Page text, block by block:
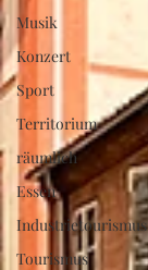
Musik
Konzert
Sport
Territorium
räumlich
Essen
Industrietourismus
Tourismus